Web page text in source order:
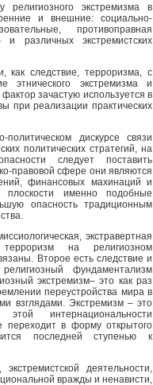
экстремизма в
и внешние: социально-
противоправная
и различных экстремистских
как следствие, терроризма, с
этнического экстремизма и
зачастую используется в
при реализации практических
дискурсе связи
политических стратегий, на
следует поставить
правовой сфере они являются
финансовых махинаций и
плоскости именно подобные
опасность традиционным
экстравертная
на религиозном
Второе есть следствие и
фундаментализм
экстремизм– это как раз
переустройства мира в
взглядами. Экстремизм – это
интернациональности
переходит в форму открытого
последней ступенью к
деятельности,
вражды и ненависти,